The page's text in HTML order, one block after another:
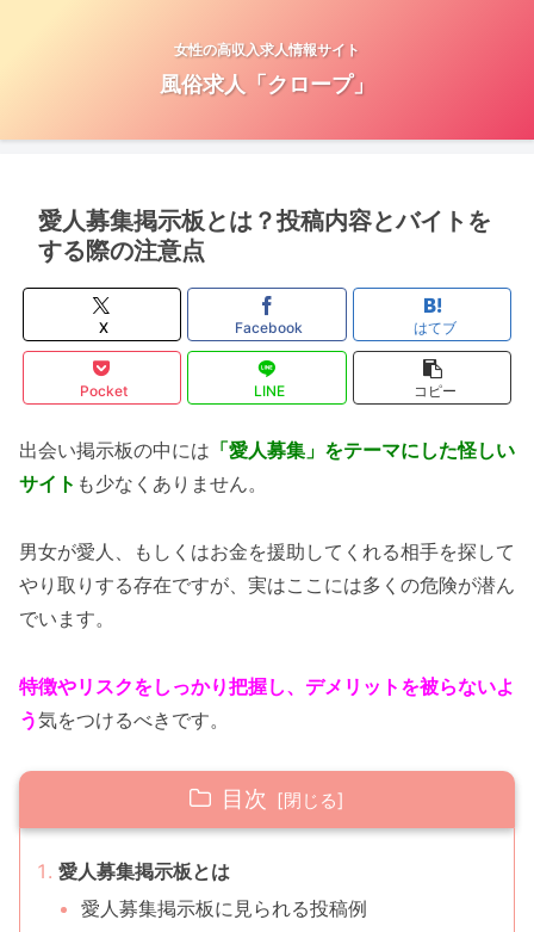
女性の高収入求人情報サイト
風俗求人「クロープ」
愛人募集掲示板とは？投稿内容とバイトを
する際の注意点
X Facebook はてブ
Pocket LINE コピー
出会い掲示板の中には 「愛人募集」をテーマにした怪しい
サイト も少なくありません。
男女が愛人、もしくはお金を援助してくれる相手を探して
やり取りする存在ですが、実はここには多くの危険が潜ん
でいます。
特徴やリスクをしっかり把握し、デメリットを被らないよ
う気をつけるべきです。
目次
愛人募集掲示板とは
愛人募集掲示板に見られる投稿例